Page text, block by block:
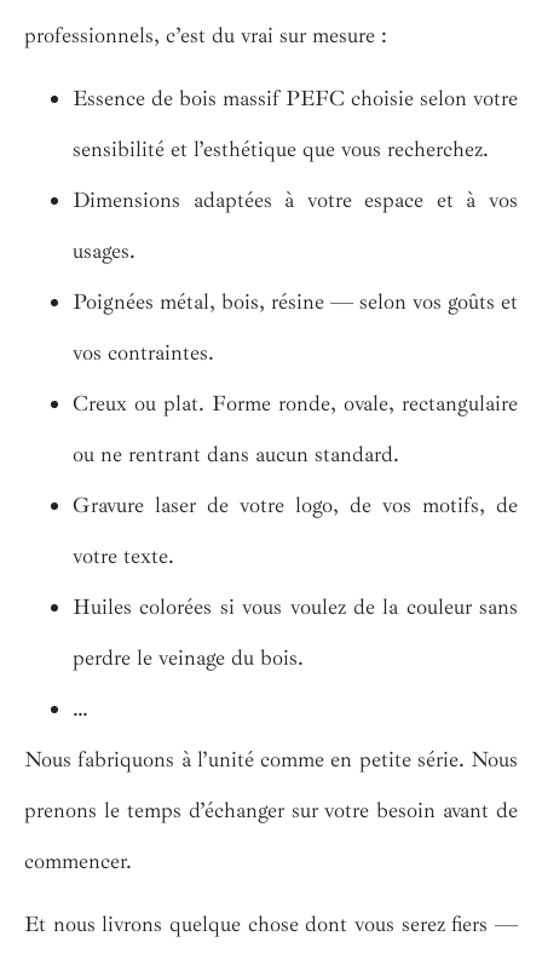
professionnels, c’est du vrai sur mesure :
Essence de bois massif PEFC choisie selon votre
sensibilité et l’esthétique que vous recherchez.
Dimensions adaptées à votre espace et à vos
usages.
Poignées métal, bois, résine — selon vos goûts et
vos contraintes.
Creux ou plat. Forme ronde, ovale, rectangulaire
ou ne rentrant dans aucun standard.
Gravure laser de votre logo, de vos motifs, de
votre texte.
Huiles colorées si vous voulez de la couleur sans
perdre le veinage du bois.
…
Nous fabriquons à l’unité comme en petite série. Nous
prenons le temps d’échanger sur votre besoin avant de
commencer.
Et nous livrons quelque chose dont vous serez fiers —